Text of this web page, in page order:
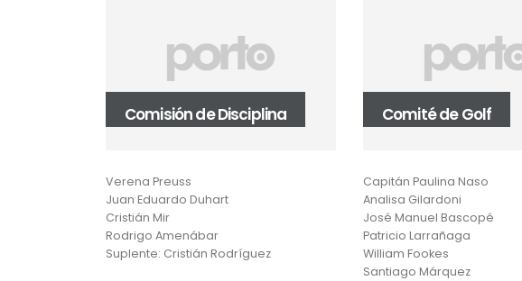
Comisión de Disciplina
Verena Preuss
Juan Eduardo Duhart
Cristián Mir
Rodrigo Amenábar
Suplente: Cristián Rodríguez
Comité de Golf
Capitán Paulina Naso
Analisa Gilardoni
José Manuel Bascopé
Patricio Larrañaga
William Fookes
Santiago Márquez